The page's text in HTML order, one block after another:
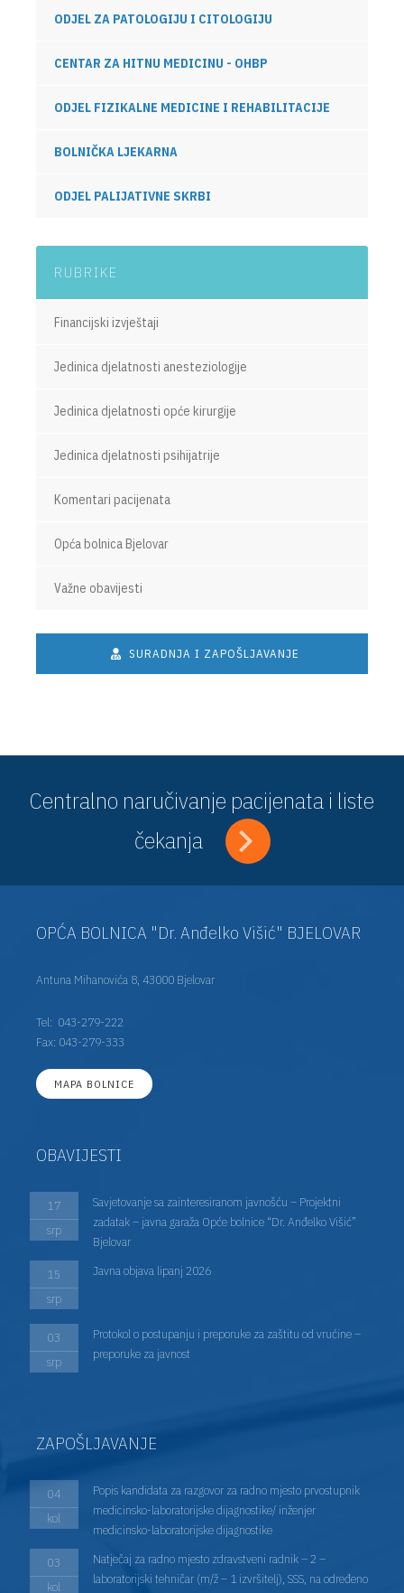
ODJEL ZA PATOLOGIJU I CITOLOGIJU
CENTAR ZA HITNU MEDICINU - OHBP
ODJEL FIZIKALNE MEDICINE I REHABILITACIJE
BOLNIČKA LJEKARNA
ODJEL PALIJATIVNE SKRBI
RUBRIKE
Financijski izvještaji
Jedinica djelatnosti anesteziologije
Jedinica djelatnosti opće kirurgije
Jedinica djelatnosti psihijatrije
Komentari pacijenata
Opća bolnica Bjelovar
Važne obavijesti
SURADNJA I ZAPOŠLJAVANJE
Centralno naručivanje pacijenata i liste
čekanja
OPĆA BOLNICA "Dr. Anđelko Višić" BJELOVAR
Antuna Mihanovića 8, 43000 Bjelovar
Tel: 043-279-222
Fax: 043-279-333
MAPA BOLNICE
OBAVIJESTI
17
srp
Savjetovanje sa zainteresiranom javnošću – Projektni
zadatak – javna garaža Opće bolnice “Dr. Anđelko Višić”
Bjelovar
15
srp
Javna objava lipanj 2026
03
srp
Protokol o postupanju i preporuke za zaštitu od vrućine –
preporuke za javnost
ZAPOŠLJAVANJE
04
kol
Popis kandidata za razgovor za radno mjesto prvostupnik
medicinsko-laboratorijske dijagnostike/ inženjer
medicinsko-laboratorijske dijagnostike
03
kol
Natječaj za radno mjesto zdravstveni radnik – 2 –
laboratorijski tehničar (m/ž – 1 izvršitelj), SSS, na određeno